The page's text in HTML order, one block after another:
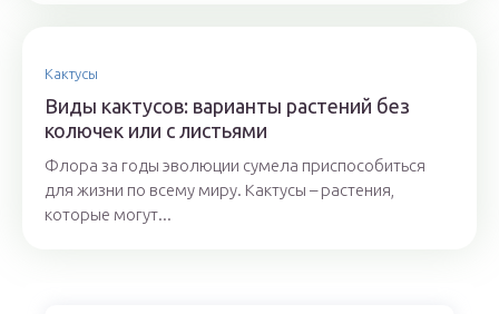
Кактусы
Виды кактусов: варианты растений без
колючек или с листьями
Флора за годы эволюции сумела приспособиться
для жизни по всему миру. Кактусы – растения,
которые могут...